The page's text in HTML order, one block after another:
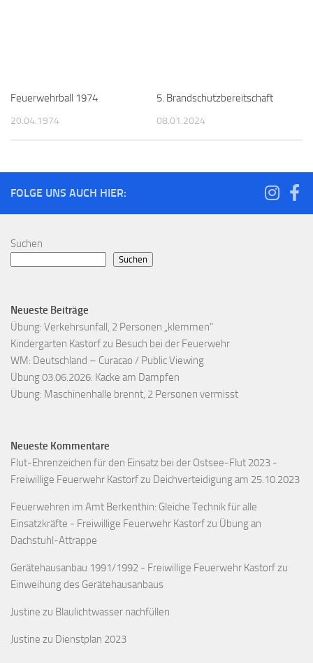
Feuerwehrball 1974
20.04.1974
5. Brandschutzbereitschaft
08.01.2024
FOLGE UNS AUCH HIER:
Suchen
Suchen
Neueste Beiträge
Übung: Verkehrsunfall, 2 Personen „klemmen“
Kindergarten Kastorf zu Besuch bei der Feuerwehr
WM: Deutschland – Curacao / Public Viewing
Übung 03.06.2026: Kacke am Dampfen
Übung: Maschinenhalle brennt, 2 Personen vermisst
Neueste Kommentare
Flut-Ehrenzeichen für den Einsatz bei der Ostsee-Flut 2023 -
Freiwillige Feuerwehr Kastorfzu Deichverteidigung am 25.10.2023
Feuerwehren im Amt Berkenthin: Gleiche Technik für alle
Einsatzkräfte - Freiwillige Feuerwehr Kastorfzu Übung an
Dachstuhl-Attrappe
Gerätehausanbau 1991/1992 - Freiwillige Feuerwehr Kastorfzu
Einweihung des Gerätehausanbaus
Justine zu Blaulichtwasser nachfüllen
Justine zu Dienstplan 2023